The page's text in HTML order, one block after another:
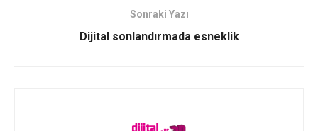
Sonraki Yazı
Dijital sonlandırmada esneklik